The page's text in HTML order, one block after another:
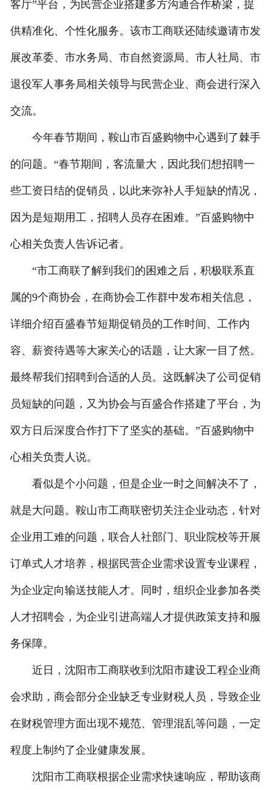
客厅”平台，为民营企业搭建多方沟通合作桥梁，提
供精准化、个性化服务。该市工商联还陆续邀请市发
展改革委、市水务局、市自然资源局、市人社局、市
退役军人事务局相关领导与民营企业、商会进行深入
交流。
今年春节期间，鞍山市百盛购物中心遇到了棘手
的问题。“春节期间，客流量大，因此我们想招聘一
些工资日结的促销员，以此来弥补人手短缺的情况，
因为是短期用工，招聘人员存在困难。”百盛购物中
心相关负责人告诉记者。
“市工商联了解到我们的困难之后，积极联系直
属的9个商协会，在商协会工作群中发布相关信息，
详细介绍百盛春节短期促销员的工作时间、工作内
容、薪资待遇等大家关心的话题，让大家一目了然。
最终帮我们招聘到合适的人员。这既解决了公司促销
员短缺的问题，又为协会与百盛合作搭建了平台，为
双方日后深度合作打下了坚实的基础。”百盛购物中
心相关负责人说。
看似是个小问题，但是企业一时之间解决不了，
就是大问题。鞍山市工商联密切关注企业动态，针对
企业用工难的问题，联合人社部门、职业院校等开展
订单式人才培养，根据民营企业需求设置专业课程，
为企业定向输送技能人才。同时，组织企业参加各类
人才招聘会，为企业引进高端人才提供政策支持和服
务保障。
近日，沈阳市工商联收到沈阳市建设工程企业商
会求助，商会部分企业缺乏专业财税人员，导致企业
在财税管理方面出现不规范、管理混乱等问题，一定
程度上制约了企业健康发展。
沈阳市工商联根据企业需求快速响应，帮助该商